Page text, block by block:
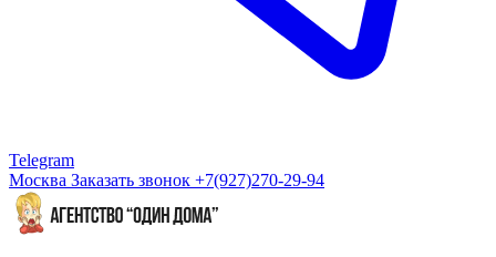
Telegram
Москва Заказать звонок +7(927)270-29-94